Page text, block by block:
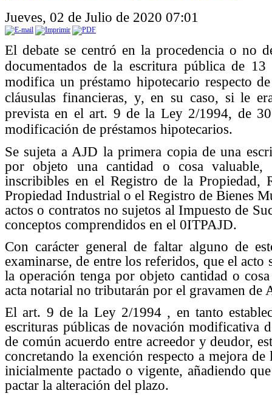
Jueves, 02 de Julio de 2020 07:01
El debate se centró en la procedencia o no
documentados de la escritura pública de
modifica un préstamo hipotecario respecto
cláusulas financieras, y, en su caso, si le
prevista en el art. 9 de la Ley 2/1994, de
modificación de préstamos hipotecarios.
Se sujeta a AJD la primera copia de una
por objeto una cantidad o cosa valuable,
inscribibles en el Registro de la Propiedad,
Propiedad Industrial o el Registro de Bienes
actos o contratos no sujetos al Impuesto de
conceptos comprendidos en el 0ITPAJD.
Con carácter general de faltar alguno de
examinarse, de entre los referidos, que el
la operación tenga por objeto cantidad o
acta notarial no tributarán por el gravamen de
El art. 9 de la Ley 2/1994 , en tanto
escrituras públicas de novación modificativa
de común acuerdo entre acreedor y deudor,
concretando la exención respecto a mejora
inicialmente pactado o vigente, añadiendo
pactar la alteración del plazo.